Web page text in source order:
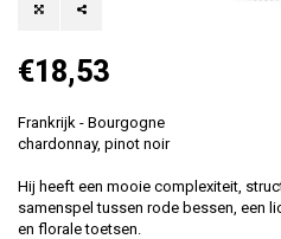
€18,53
Frankrijk - Bourgogne
chardonnay, pinot noir
Hij heeft een mooie complexiteit,
samenspel tussen rode bessen, een
en florale toetsen.